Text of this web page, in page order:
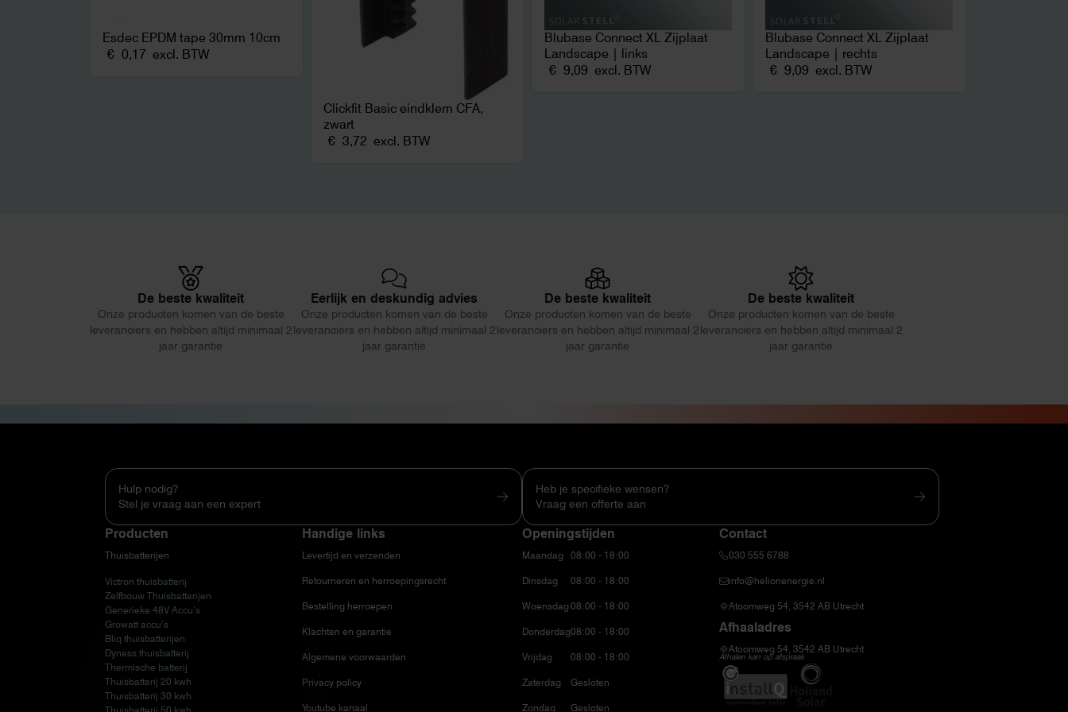
Esdec EPDM tape 30mm 10cm
€ 0,17 excl. BTW
Clickfit Basic eindklem CFA,
zwart
€ 3,72 excl. BTW
Blubase Connect XL Zijplaat
Landscape | links
€ 9,09 excl. BTW
Blubase Connect XL Zijplaat
Landscape | rechts
€ 9,09 excl. BTW
De beste kwaliteit
Onze producten komen van de beste
leveranciers en hebben altijd minimaal 2
jaar garantie
Eerlijk en deskundig advies
Onze producten komen van de beste
leveranciers en hebben altijd minimaal 2
jaar garantie
De beste kwaliteit
Onze producten komen van de beste
leveranciers en hebben altijd minimaal 2
jaar garantie
De beste kwaliteit
Onze producten komen van de beste
leveranciers en hebben altijd minimaal 2
jaar garantie
Hulp nodig?
Stel je vraag aan een expert
Producten
Thuisbatterijen
Victron thuisbatterij
Zelfbouw Thuisbatterijen
Generieke 48V Accu’s
Growatt accu’s
Bliq thuisbatterijen
Dyness thuisbatterij
Thermische batterij
Thuisbatterij 20 kwh
Thuisbatterij 30 kwh
Handige links
Levertijd en verzenden
Retourneren en herroepingsrecht
Bestelling herroepen
Klachten en garantie
Algemene voorwaarden
Privacy policy
Youtube kanaal
Heb je specifieke wensen?
Vraag een offerte aan
Openingstijden
Maandag
Dinsdag
Woensdag
Donderdag
Vrijdag
Zaterdag
Zondag
08:00 - 18:00
08:00 - 18:00
08:00 - 18:00
08:00 - 18:00
08:00 - 18:00
Gesloten
Gesloten
Contact
030 555 6788
info@helionenergie.nl
Atoomweg 54, 3542 AB Utrecht
Afhaaladres
Atoomweg 54, 3542 AB Utrecht
Afhalen kan op afspraak